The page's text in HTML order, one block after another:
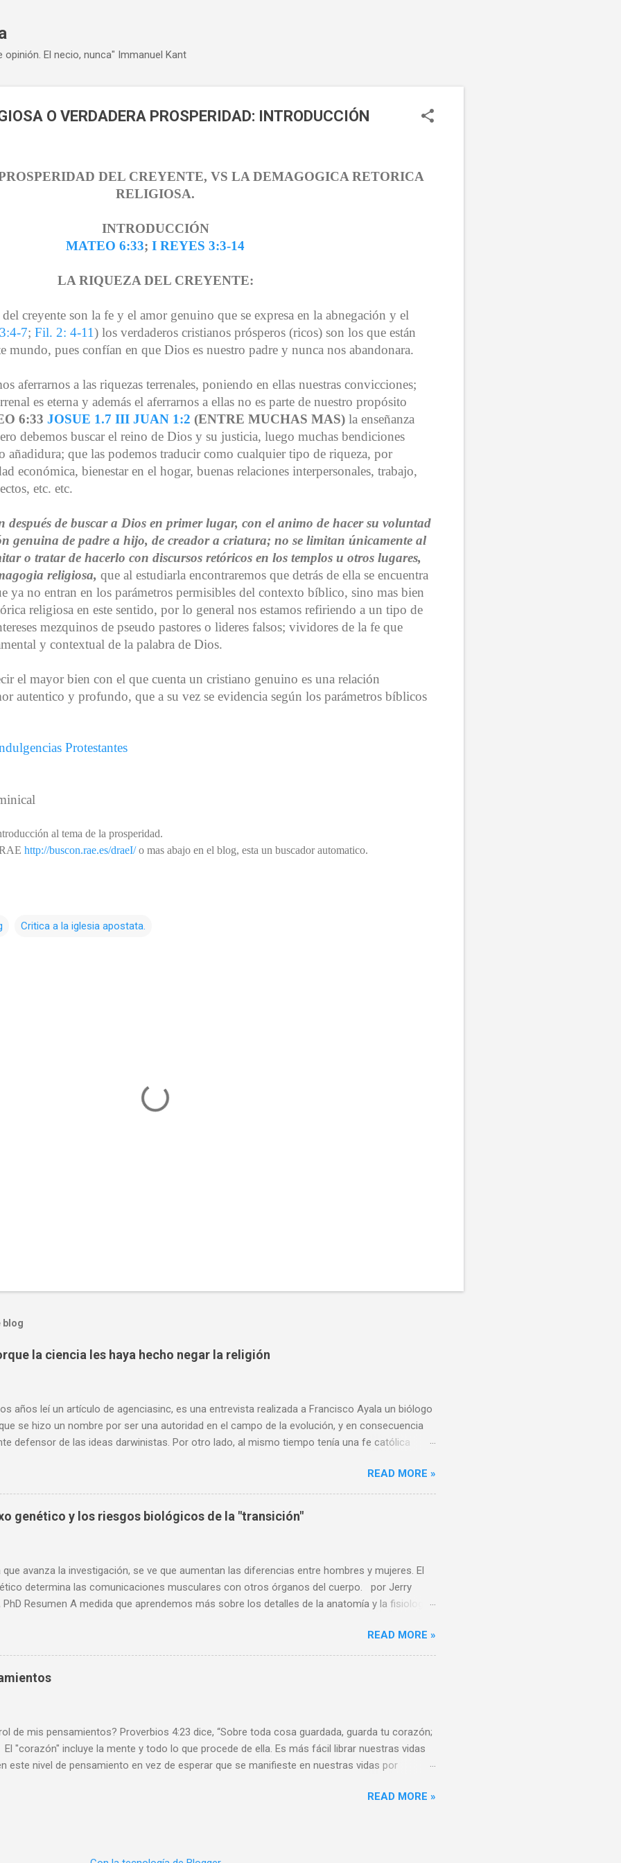
opinión. El necio, nunca" Immanuel Kant
O VERDADERA PROSPERIDAD: INTRODUCCIÓN
DEL CREYENTE, VS LA DEMAGOGICARETORICA
RELIGIOSA.
INTRODUCCIÓN
MATEO 6:33; I REYES 3:3-14
LA RIQUEZADELCREYENTE:
del creyente son la fe y el amor genuino que se expresa en la abnegación y el
7; Fil. 2: 4-11) los verdaderos cristianos prósperos (ricos) son los que están
mundo, pues confían en que Dios es nuestro padre y nunca nos abandonara.
aferrarnos a las riquezas terrenales, poniendo en ellas nuestras convicciones;
es eterna y además el aferrarnos a ellas no es parte de nuestro propósito
6:33 JOSUE 1.7 III JUAN 1:2 (ENTRE MUCHAS MAS) la enseñanza
debemos buscar el reino de Dios y su justicia, luego muchas bendiciones
añadidura; que las podemos traducir como cualquier tipo de riqueza, por
económica, bienestar en el hogar, buenas relaciones interpersonales, trabajo,
etc. etc.
después de buscar a Dios en primer lugar, con el animo de hacer su voluntad
genuina de padre a hijo, de creador a criatura; no se limitan únicamente al
o tratar de hacerlo con discursos retóricos en los templos u otros lugares,
religiosa, que al estudiarla encontraremos que detrás de ella se encuentra
ya no entran en los parámetros permisibles del contexto bíblico, sino mas bien
religiosa en este sentido, por lo general nos estamos refiriendo a un tipo de
mezquinos de pseudo pastores o lideres falsos; vividores de la fe que
y contextual de la palabra de Dios.
el mayor bien con el que cuenta un cristiano genuino es una relación
autentico y profundo, que a su vez se evidencia según los parámetros bíblicos
Protestantes
al tema de la prosperidad.
http://buscon.rae.es/draeI/o mas abajo en el blog, esta un buscador automatico.
Critica a la iglesia apostata.
blog
la ciencia les haya hecho negar la religión
años leí un artículo de agenciasinc, es una entrevista realizada a Francisco Ayala un biólogo
se hizo un nombre por ser una autoridad en el campo de la evolución, y en consecuencia
defensor de las ideas darwinistas. Por otro lado, al mismo tiempo tenía una fe católica
ateísmo de algunos científicos, y como este ateísmo no se puede derivar del conocimiento
dado que la ciencia no se dedica de oficio a descartar o confirmar creencias religiosas, el
científico como tal es imparcial, aunque muchas de sus conclusiones se puedan
a favor o en contra de la idea de un Dios. Dado el reciente fallecimiento del Dr. Ayala
READ MORE »
genético y los riesgos biológicos de la "transición"
que avanza la investigación, se ve que aumentan las diferencias entre hombres y mujeres. El
determina las comunicaciones musculares con otros órganos del cuerpo. por Jerry
PhD Resumen A medida que aprendemos más sobre los detalles de la anatomía y la fisiología
probable que cause importantes problemas de salud lamentables en el futuro. Este estudio
mi opinión a largo plazo, basada en muchos años enseñando biología y genética, de que la
género requiere un psicólogo, no un cirujano. Cuanto más aprenden los científicos sobre el
más complejo nos damos cuenta de que es. Como se muestra a continuación, esta
READ MORE »
de mis pensamientos? Proverbios 4:23 dice, “Sobre toda cosa guardada, guarda tu corazón;
"corazón" incluye la mente y todo lo que procede de ella. Es más fácil librar nuestras vidas
este nivel de pensamiento en vez de esperar que se manifieste en nuestras vidas por
un mal pensamiento y revolcarse en ello). Es importante entender que cuando unREAD MORE »